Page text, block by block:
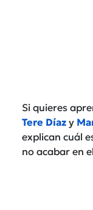
Si quieres
Tere Díaz y
explican cuál
no acabar en